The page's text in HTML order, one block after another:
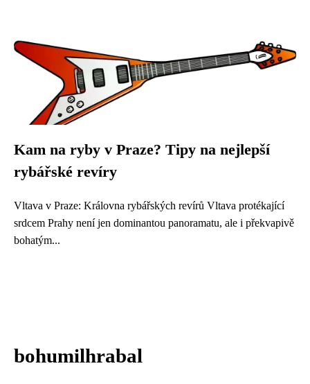
Kam na ryby v Praze? Tipy na nejlepší
rybářské revíry
Vltava v Praze: Královna rybářských revírů Vltava protékající
srdcem Prahy není jen dominantou panoramatu, ale i překvapivě
bohatým...
bohumilhrabal